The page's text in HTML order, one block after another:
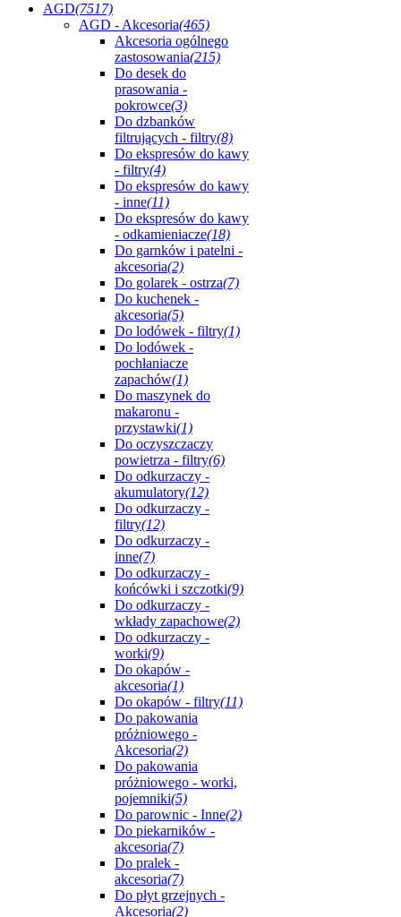
AGD(7517)
AGD - Akcesoria(465)
Akcesoria ogólnego
zastosowania(215)
Do desek do
prasowania -
pokrowce(3)
Do dzbanków
filtrujących - filtry(8)
Do ekspresów do kawy
- filtry(4)
Do ekspresów do kawy
- inne(11)
Do ekspresów do kawy
- odkamieniacze(18)
Do garnków i patelni -
akcesoria(2)
Do golarek - ostrza(7)
Do kuchenek -
akcesoria(5)
Do lodówek - filtry(1)
Do lodówek -
pochłaniacze
zapachów(1)
Do maszynek do
makaronu -
przystawki(1)
Do oczyszczaczy
powietrza - filtry(6)
Do odkurzaczy -
akumulatory(12)
Do odkurzaczy -
filtry(12)
Do odkurzaczy -
inne(7)
Do odkurzaczy -
końcówki i szczotki(9)
Do odkurzaczy -
wkłady zapachowe(2)
Do odkurzaczy -
worki(9)
Do okapów -
akcesoria(1)
Do okapów - filtry(11)
Do pakowania
próżniowego -
Akcesoria(2)
Do pakowania
próżniowego - worki,
pojemniki(5)
Do parownic - Inne(2)
Do piekarników -
akcesoria(7)
Do pralek -
akcesoria(7)
Do płyt grzejnych -
Akcesoria(2)